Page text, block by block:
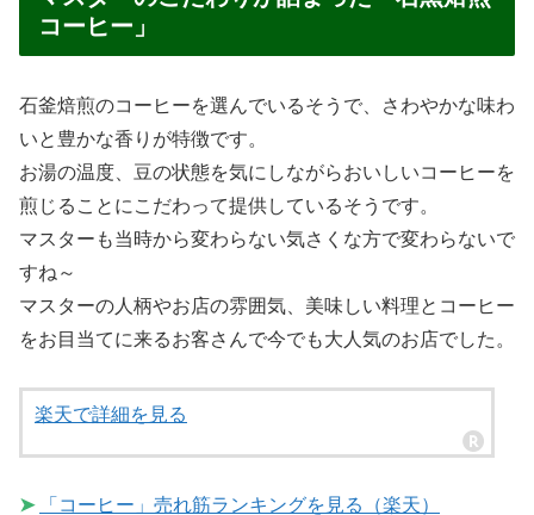
は時間がちょっと遅くてランチは終了してましたが、日替
わり定食やパスタランチは今でも大人気のメニューのよう
です。
ランチの時間に定食や人気のエビフライ、オムライス、ハ
ンバーグ、ピラフ、ドリアなどのメニューが楽しめます。
バターの香りが食欲をそそる！昔ながらの「ピ
ラフ」
今回、一品は「ピラフ」を注文♪